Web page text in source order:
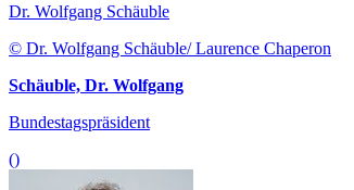
Dr. Wolfgang Schäuble
© Dr. Wolfgang Schäuble/ Laurence Chaperon
Schäuble, Dr. Wolfgang
Bundestagspräsident
()